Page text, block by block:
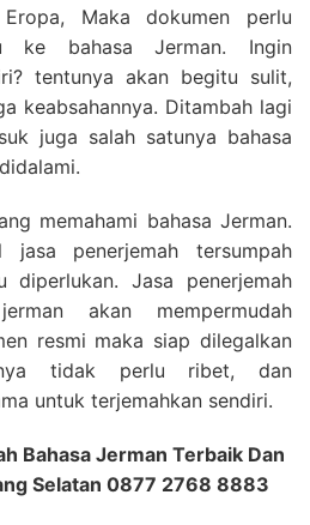
Maka dokumen perlu
ke bahasa Jerman. Ingin
tentunya akan begitu sulit,
keabsahannya. Ditambah lagi
juga salah satunya bahasa
memahami bahasa Jerman.
penerjemah tersumpah
diperlukan. Jasa penerjemah
akan mempermudah
resmi maka siap dilegalkan
tidak perlu ribet, dan
untuk terjemahkan sendiri.
Bahasa Jerman Terbaik Dan
Selatan 0877 2768 8883